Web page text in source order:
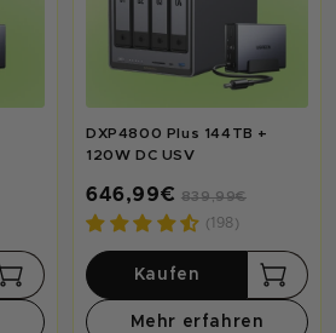
DXP4800 Plus 144TB +
120W DC USV
646,99€ 839,99€
(198)
Mehr erfahren
Kaufen